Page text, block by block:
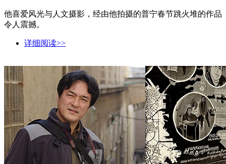
他喜爱风光与人文摄影，经由他拍摄的普宁春节跳火堆的作品
令人震撼。
详细阅读>>